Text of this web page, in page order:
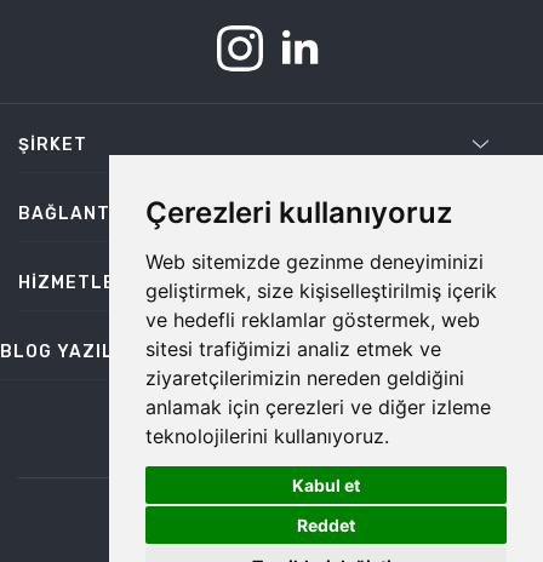
Çerezleri kullanıyoruz
Web sitemizde gezinme deneyiminizi
geliştirmek, size kişiselleştirilmiş içerik
ve hedefli reklamlar göstermek, web
sitesi trafiğimizi analiz etmek ve
ziyaretçilerimizin nereden geldiğini
anlamak için çerezleri ve diğer izleme
teknolojilerini kullanıyoruz.
Kabul et
Reddet
ŞIRKET
BAĞLANTILAR
HIZMETLER
BLOG YAZILARI
bilgi@temiz.co
©2026 Temiz, Her Hakkı Saklıdır.